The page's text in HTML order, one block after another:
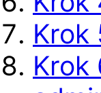
Krok
Krok